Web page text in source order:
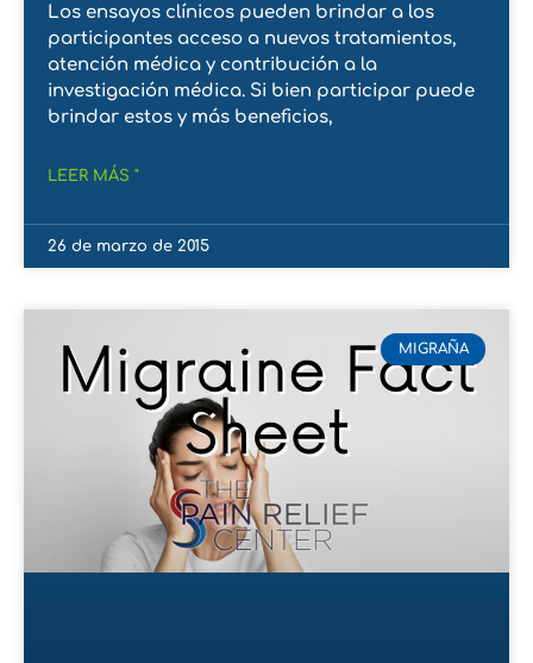
Los ensayos clínicos pueden brindar a los
participantes acceso a nuevos tratamientos,
atención médica y contribución a la
investigación médica. Si bien participar puede
brindar estos y más beneficios,
LEER MÁS "
26 de marzo de 2015
MIGRAÑA